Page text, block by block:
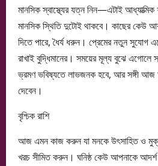
মানসিক স্বাস্থ্যের যত্ন নিন—এটাই
মানসিক স্থিতি দুটোই থাকবে। কাছের কেউ
দিতে পারে, ধৈর্য ধরুন। প্রেমের নতুন
রাখাই বুদ্ধিমানের। সময়ের মূল্য বুঝে
ভ্রমণ ভবিষ্যতে লাভজনক হবে, আর সঙ্গী আজ
দেবেন।
বৃশ্চিক রাশি
আজ এমন কাজ করুন যা মনকে উৎসাহিত ও
খরচ সীমিত করুন। ঘনিষ্ঠ কেউ আপনাকে